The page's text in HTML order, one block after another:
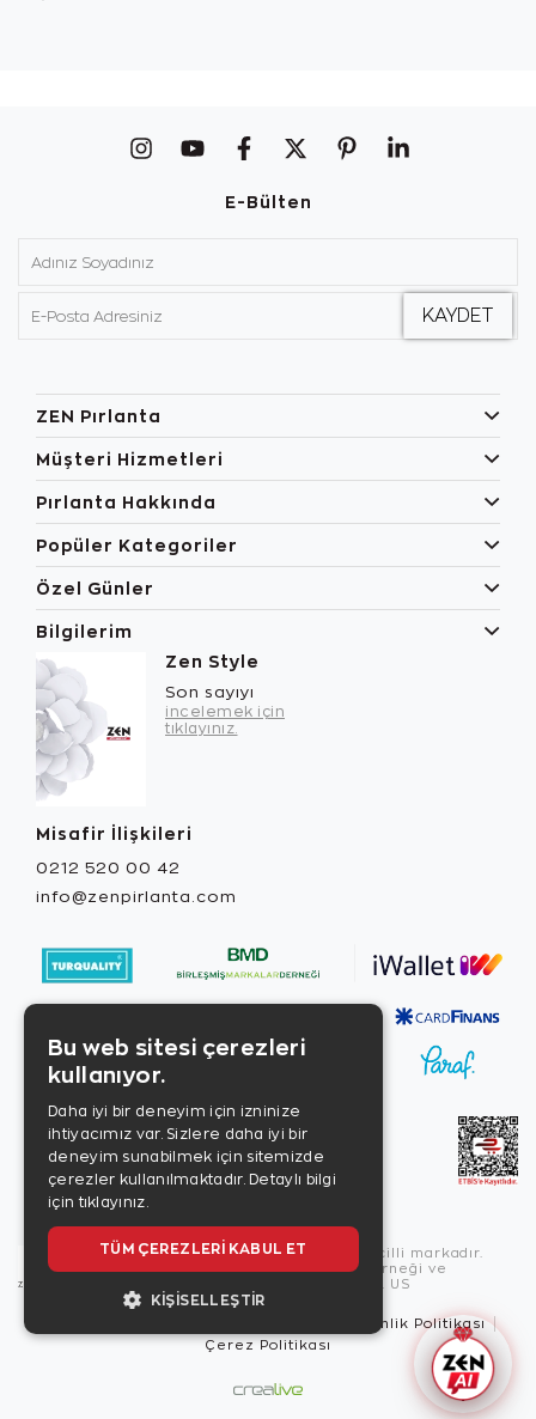
E-Bülten
ZEN Pırlanta
Müşteri Hizmetleri
Pırlanta Hakkında
Popüler Kategoriler
Özel Günler
Bilgilerim
Zen Style
Son sayıyı
incelemek için
tıklayınız.
Misafir İlişkileri
0212 520 00 42
info@zenpirlanta.com
Copyright © 2026, Zen Diamond tescilli markadır.
Zen Diamond Birleşmiş Markalar Derneği ve
Turquality Destek Programı üyesidir. US
Güvenlik Politikası
Çerez Politikası
Bu web sitesi çerezleri
kullanıyor.
Daha iyi bir deneyim için izninize
ihtiyacımız var. Sizlere daha iyi bir
deneyim sunabilmek için sitemizde
çerezler kullanılmaktadır. Detaylı bilgi
için tıklayınız.
TÜM ÇEREZLERI KABUL ET
KIŞISELLEŞTIR